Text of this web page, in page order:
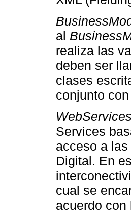
al
realiza las
deben ser
clases
conjunto con
Services
acceso a
Digital. En
cual se
acuerdo con